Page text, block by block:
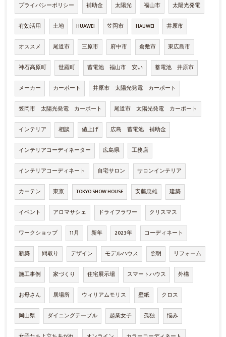
プライバシーポリシー 補助金 太陽光 福山市 太陽光発電
有効活用 土地 HUAWEI 笠岡市 HAUWEI 井原市
オススメ 尾道市 三原市 府中市 倉敷市 東広島市
神石高原町 世羅町 蓄電池 福山市 安い 蓄電池 井原市
メーカー カーポート 井原市 太陽光発電 カーポート
笠岡市 太陽光発電 カーポート 尾道市 太陽光発電 カーポート
インテリア 相談 値上げ 広島 蓄電池 補助金
インテリアコーディネーター 広島県 工務店
インテリアコーディネート 自宅サロン サロンインテリア
カーテン 東京 TOKYO SHOW HOUSE 安藤忠雄 建築
イベント アロマサシェ ドライフラワー クリスマス
ワークショップ 11月 新年 2023年 コーディネート
新築 間取り デザイン モデルハウス 照明 リフォーム
施工事例 家づくり 住宅展示場 スマートハウス 外構
お母さん 居場所 ウィリアムモリス 壁紙 クロス
岡山県 ダイニングテーブル 起業女子 孤独 悩み